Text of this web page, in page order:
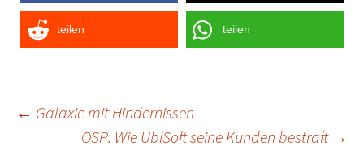
teilen teilen
Post
← Galaxie mit Hindernissen
OSP: Wie UbiSoft seine Kunden bestraft →